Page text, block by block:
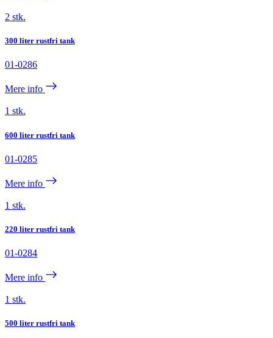
2 stk.
300 liter rustfri tank
01-0286
Mere info
1 stk.
600 liter rustfri tank
01-0285
Mere info
1 stk.
220 liter rustfri tank
01-0284
Mere info
1 stk.
500 liter rustfri tank